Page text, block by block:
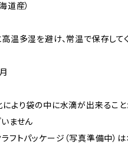
道産）
温多湿を避け、常温で保存して
より袋の中に水滴が出来るこ
ません
フトパッケージ（写真準備中）は